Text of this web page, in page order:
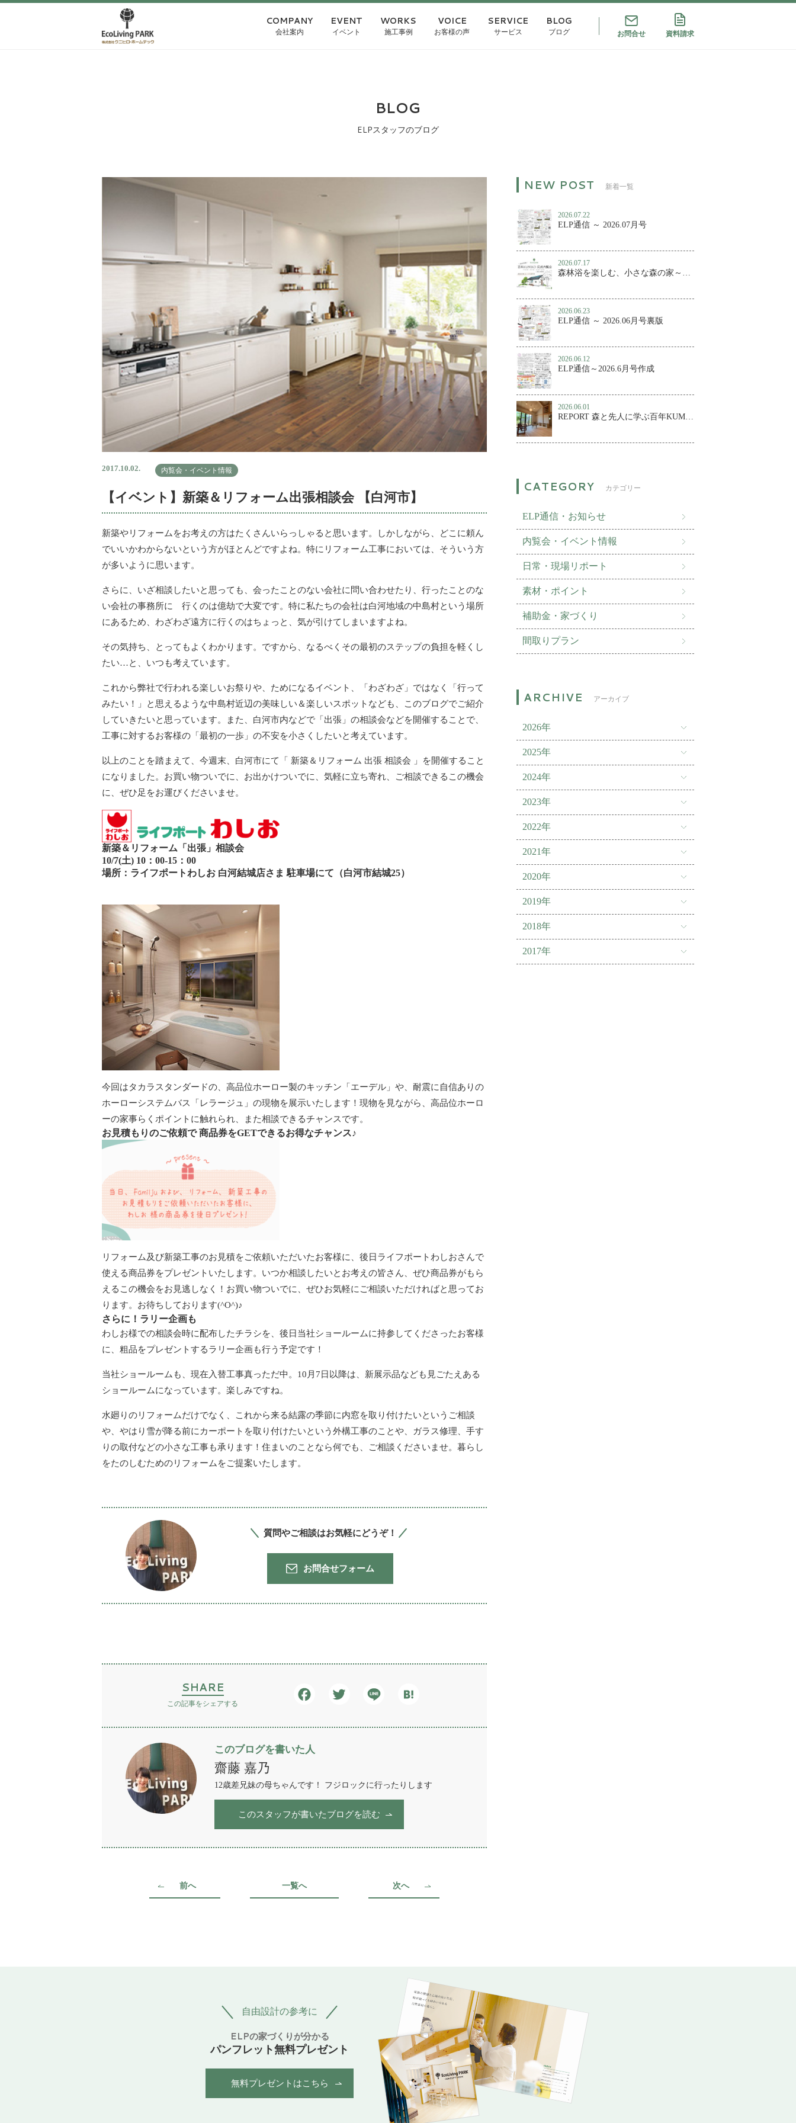
COMPANY
会社案内
EVENT
イベント
WORKS
施工事例
VOICE
お客様の声
SERVICE
サービス
BLOG
ブログ お問合せ 資料請求
BLOG
ELPスタッフのブログ
2017.10.02. 内覧会・イベント情報
【イベント】新築＆リフォーム出張相談会 【白河市】
新築やリフォームをお考えの方はたくさんいらっしゃると思います。しかしながら、どこに頼ん
でいいかわからないという方がほとんどですよね。特にリフォーム工事においては、そういう方
が多いように思います。
さらに、いざ相談したいと思っても、会ったことのない会社に問い合わせたり、行ったことのな
い会社の事務所に 行くのは億劫で大変です。特に私たちの会社は白河地域の中島村という場所
にあるため、わざわざ遠方に行くのはちょっと、気が引けてしまいますよね。
その気持ち、とってもよくわかります。ですから、なるべくその最初のステップの負担を軽くし
たい…と、いつも考えています。
これから弊社で行われる楽しいお祭りや、ためになるイベント、「わざわざ」ではなく「行って
みたい！」と思えるような中島村近辺の美味しい＆楽しいスポットなども、このブログでご紹介
していきたいと思っています。また、白河市内などで「出張」の相談会などを開催することで、
工事に対するお客様の「最初の一歩」の不安を小さくしたいと考えています。
以上のことを踏まえて、今週末、白河市にて「 新築＆リフォーム 出張 相談会 」を開催すること
になりました。お買い物ついでに、お出かけついでに、気軽に立ち寄れ、ご相談できるこの機会
に、ぜひ足をお運びくださいませ。
新築＆リフォーム「出張」相談会
10/7(土) 10：00-15：00
場所：ライフポートわしお 白河結城店さま 駐車場にて（白河市結城25）
今回はタカラスタンダードの、高品位ホーロー製のキッチン「エーデル」や、耐震に自信ありの
ホーローシステムバス「レラージュ」の現物を展示いたします！現物を見ながら、高品位ホーロ
ーの家事らくポイントに触れられ、また相談できるチャンスです。
お見積もりのご依頼で 商品券をGETできるお得なチャンス♪
リフォーム及び新築工事のお見積をご依頼いただいたお客様に、後日ライフポートわしおさんで
使える商品券をプレゼントいたします。いつか相談したいとお考えの皆さん、ぜひ商品券がもら
えるこの機会をお見逃しなく！お買い物ついでに、ぜひお気軽にご相談いただければと思ってお
ります。お待ちしております(^O^)♪
さらに！ラリー企画も
わしお様での相談会時に配布したチラシを、後日当社ショールームに持参してくださったお客様
に、粗品をプレゼントするラリー企画も行う予定です！
当社ショールームも、現在入替工事真っただ中。10月7日以降は、新展示品なども見ごたえある
ショールームになっています。楽しみですね。
水廻りのリフォームだけでなく、これから来る結露の季節に内窓を取り付けたいというご相談
や、やはり雪が降る前にカーポートを取り付けたいという外構工事のことや、ガラス修理、手す
りの取付などの小さな工事も承ります！住まいのことなら何でも、ご相談くださいませ。暮らし
をたのしむためのリフォームをご提案いたします。
質問やご相談はお気軽にどうぞ！
お問合せフォーム
SHARE
この記事をシェアする
このブログを書いた人
齋藤 嘉乃
12歳差兄妹の母ちゃんです！ フジロックに行ったりします
このスタッフが書いたブログを読む
前へ 一覧へ 次へ
新着一覧
2026.07.22
ELP通信 ～ 2026.07月号
2026.07.17
森林浴を楽しむ、小さな森の家～百年KUMIKO 完成内覧会
2026.06.23
ELP通信 ～ 2026.06月号裏版
2026.06.12
ELP通信～2026.6月号作成
2026.06.01
REPORT 森と先人に学ぶ百年KUMIKO④ ～森林浴を楽しむ、小さな森の家
カテゴリー
ELP通信・お知らせ
内覧会・イベント情報
日常・現場リポート
素材・ポイント
補助金・家づくり
間取りプラン
アーカイブ
2026年
2025年
2024年
2023年
2022年
2021年
2020年
2019年
2018年
2017年
自由設計の参考に
ELPの家づくりが分かる
パンフレット無料プレゼント
無料プレゼントはこちら